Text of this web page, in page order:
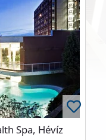
Spa, Hévíz